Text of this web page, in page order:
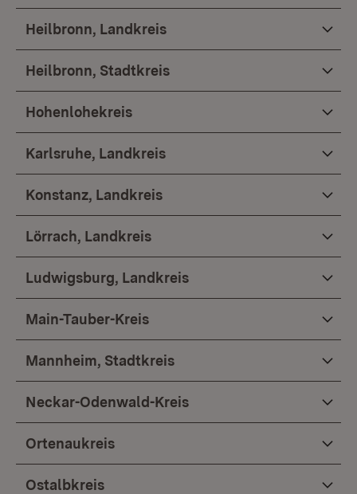
Heilbronn, Landkreis
Heilbronn, Stadtkreis
Hohenlohekreis
Karlsruhe, Landkreis
Konstanz, Landkreis
Lörrach, Landkreis
Ludwigsburg, Landkreis
Main-Tauber-Kreis
Mannheim, Stadtkreis
Neckar-Odenwald-Kreis
Ortenaukreis
Ostalbkreis